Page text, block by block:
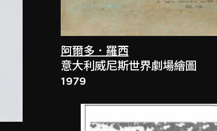
阿爾多．羅西
意大利威尼斯世界劇場繪圖
1979